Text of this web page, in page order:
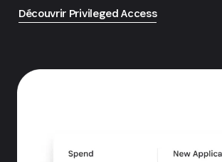
Découvrir Privileged Access